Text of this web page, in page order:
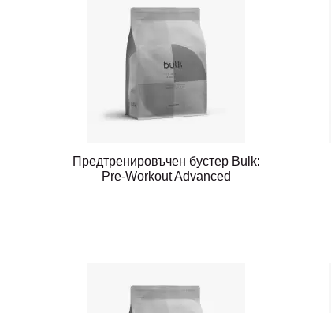
Предтренировъчен бустер Bulk:
Pre-Workout Advanced